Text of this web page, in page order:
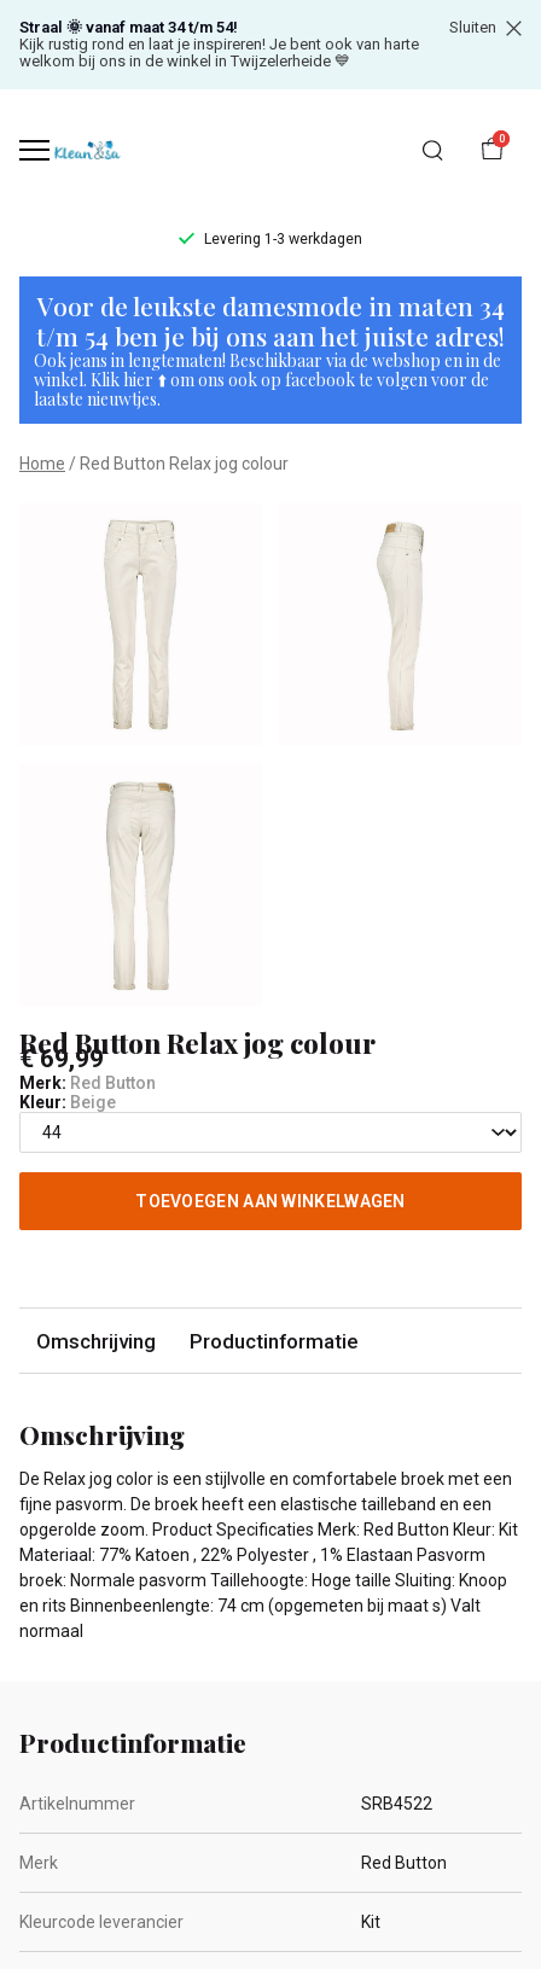
Straal 🌞 vanaf maat 34 t/m 54!
Kijk rustig rond en laat je inspireren! Je bent ook van harte
welkom bij ons in de winkel in Twijzelerheide 💙
Sluiten
0
Levering 1-3 werkdagen
Red
Button
Relax
jog
colour
Klean
Voor de leukste damesmode in maten 34
t/m 54 ben je bij ons aan het juiste adres!
Ook jeans in lengtematen! Beschikbaar via de webshop en in de
winkel. Klik hier ⬆️ om ons ook op facebook te volgen voor de
laatste nieuwtjes.
Home Red Button Relax jog colour
Red Button Relax jog colour
€ 69,99
Merk: Red Button
Kleur: Beige
TOEVOEGEN AAN WINKELWAGEN
Omschrijving Productinformatie
Omschrijving
De Relax jog color is een stijlvolle en comfortabele broek met een
fijne pasvorm. De broek heeft een elastische tailleband en een
opgerolde zoom. Product Specificaties Merk: Red Button Kleur: Kit
Materiaal: 77% Katoen , 22% Polyester , 1% Elastaan Pasvorm
broek: Normale pasvorm Taillehoogte: Hoge taille Sluiting: Knoop
en rits Binnenbeenlengte: 74 cm (opgemeten bij maat s) Valt
normaal
Productinformatie
Artikelnummer SRB4522
Merk Red Button
Kleurcode leverancier Kit